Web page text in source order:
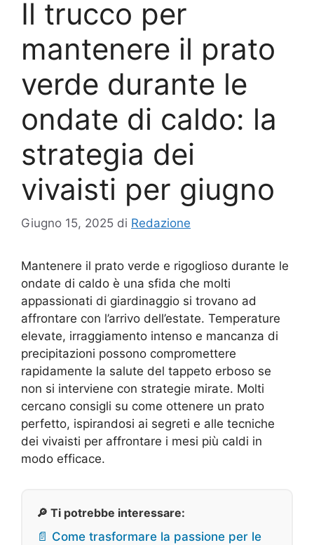
Il trucco per
mantenere il prato
verde durante le
ondate di caldo: la
strategia dei
vivaisti per giugno
Giugno 15, 2025 di Redazione
Mantenere il prato verde e rigoglioso durante le
ondate di caldo è una sfida che molti
appassionati di giardinaggio si trovano ad
affrontare con l’arrivo dell’estate. Temperature
elevate, irraggiamento intenso e mancanza di
precipitazioni possono compromettere
rapidamente la salute del tappeto erboso se
non si interviene con strategie mirate. Molti
cercano consigli su come ottenere un prato
perfetto, ispirandosi ai segreti e alle tecniche
dei vivaisti per affrontare i mesi più caldi in
modo efficace.
🔎 Ti potrebbe interessare:
📄 Come trasformare la passione per le